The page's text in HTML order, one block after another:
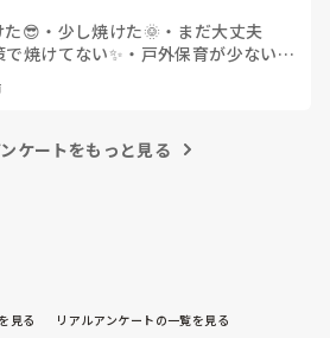
た😎 ・ 少し焼けた🌞 ・ まだ大丈夫
焼けてない✨ ・ 戸外保育が少ない
ケートをもっと見る
見る リアルアンケートの一覧を見る